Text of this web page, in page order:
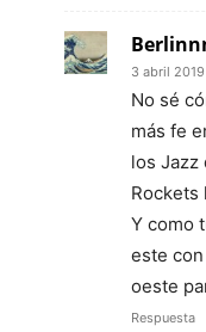
3 abril
No sé
más fe
los Jazz
Rockets
Y como
este
oeste
Respuesta